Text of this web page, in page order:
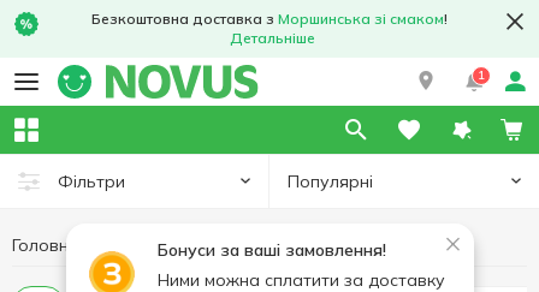
Безкоштовна доставка з Моршинська зі смаком!
Детальніше
1
Фільтри Популярні
Бонуси за ваші замовлення!
Ними можна сплатити за доставку
Головна Побутова хімія Освіжувачі повітря